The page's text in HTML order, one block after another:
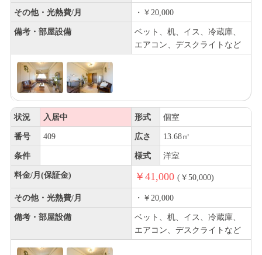
その他・光熱費/月 ・￥20,000
備考・部屋設備
ベット、机、イス、冷蔵庫、
エアコン、デスクライトなど
状況 入居中 形式 個室
番号 409 広さ 13.68㎡
条件 様式 洋室
料金/月(保証金) ￥41,000 (￥50,000)
その他・光熱費/月 ・￥20,000
備考・部屋設備
ベット、机、イス、冷蔵庫、
エアコン、デスクライトなど